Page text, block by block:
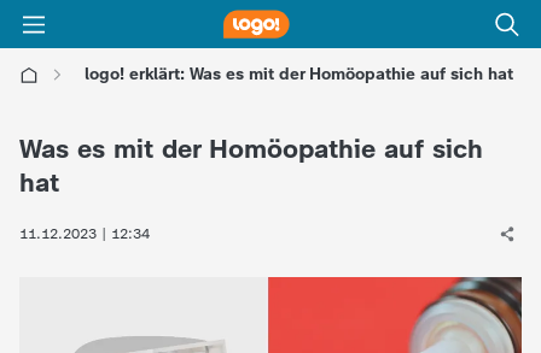
logo! erklärt: Was es mit der Homöopathie auf sich hat
o
g
Was es mit der Homöopathie auf sich
hat
11.12.2023 | 12:34